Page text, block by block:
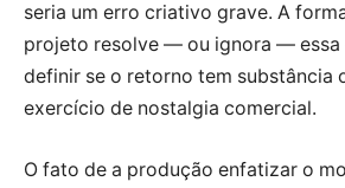
seria um erro criativo grave. A
projeto resolve — ou ignora — essa
definir se o retorno tem substância
exercício de nostalgia comercial.
O fato de a produção enfatizar o